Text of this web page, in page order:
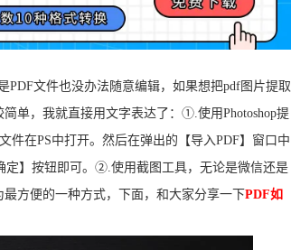
文件也没办法随意编辑，如果想把pdf图片提取
简单，我就直接用文字表达了：①.使用Photoshop提
件在PS中打开。然后在弹出的【导入PDF】窗口中
定】按钮即可。②.使用截图工具，无论是微信还是
方便的一种方式，下面，和大家分享一下PDF如